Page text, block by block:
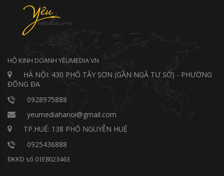
HỘ KINH DOANH YÊUMEDIA VN
HÀ NỘI: 430 PHỐ TÂY SƠN (GẦN NGÃ TƯ SỞ) - PHƯỜNG
ĐỐNG ĐA
0928975888
yeumediahanoi@gmail.com
TP.HUẾ: 138 PHỐ NGUYỄN HUỆ
0925436888
ĐKKD số 01E8023463